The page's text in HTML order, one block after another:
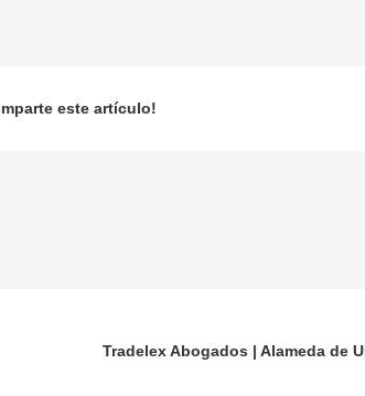
este artículo!
Tradelex Abogados | Alameda de